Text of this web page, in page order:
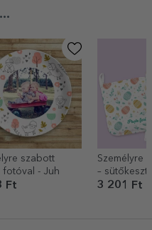
szabott
fotóval - Juh
Ft
Személyre
–
edényfogó
3 201 Ft